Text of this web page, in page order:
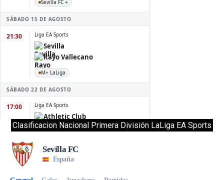
Clasificacion Nacional Primera División LaLiga EA Sports